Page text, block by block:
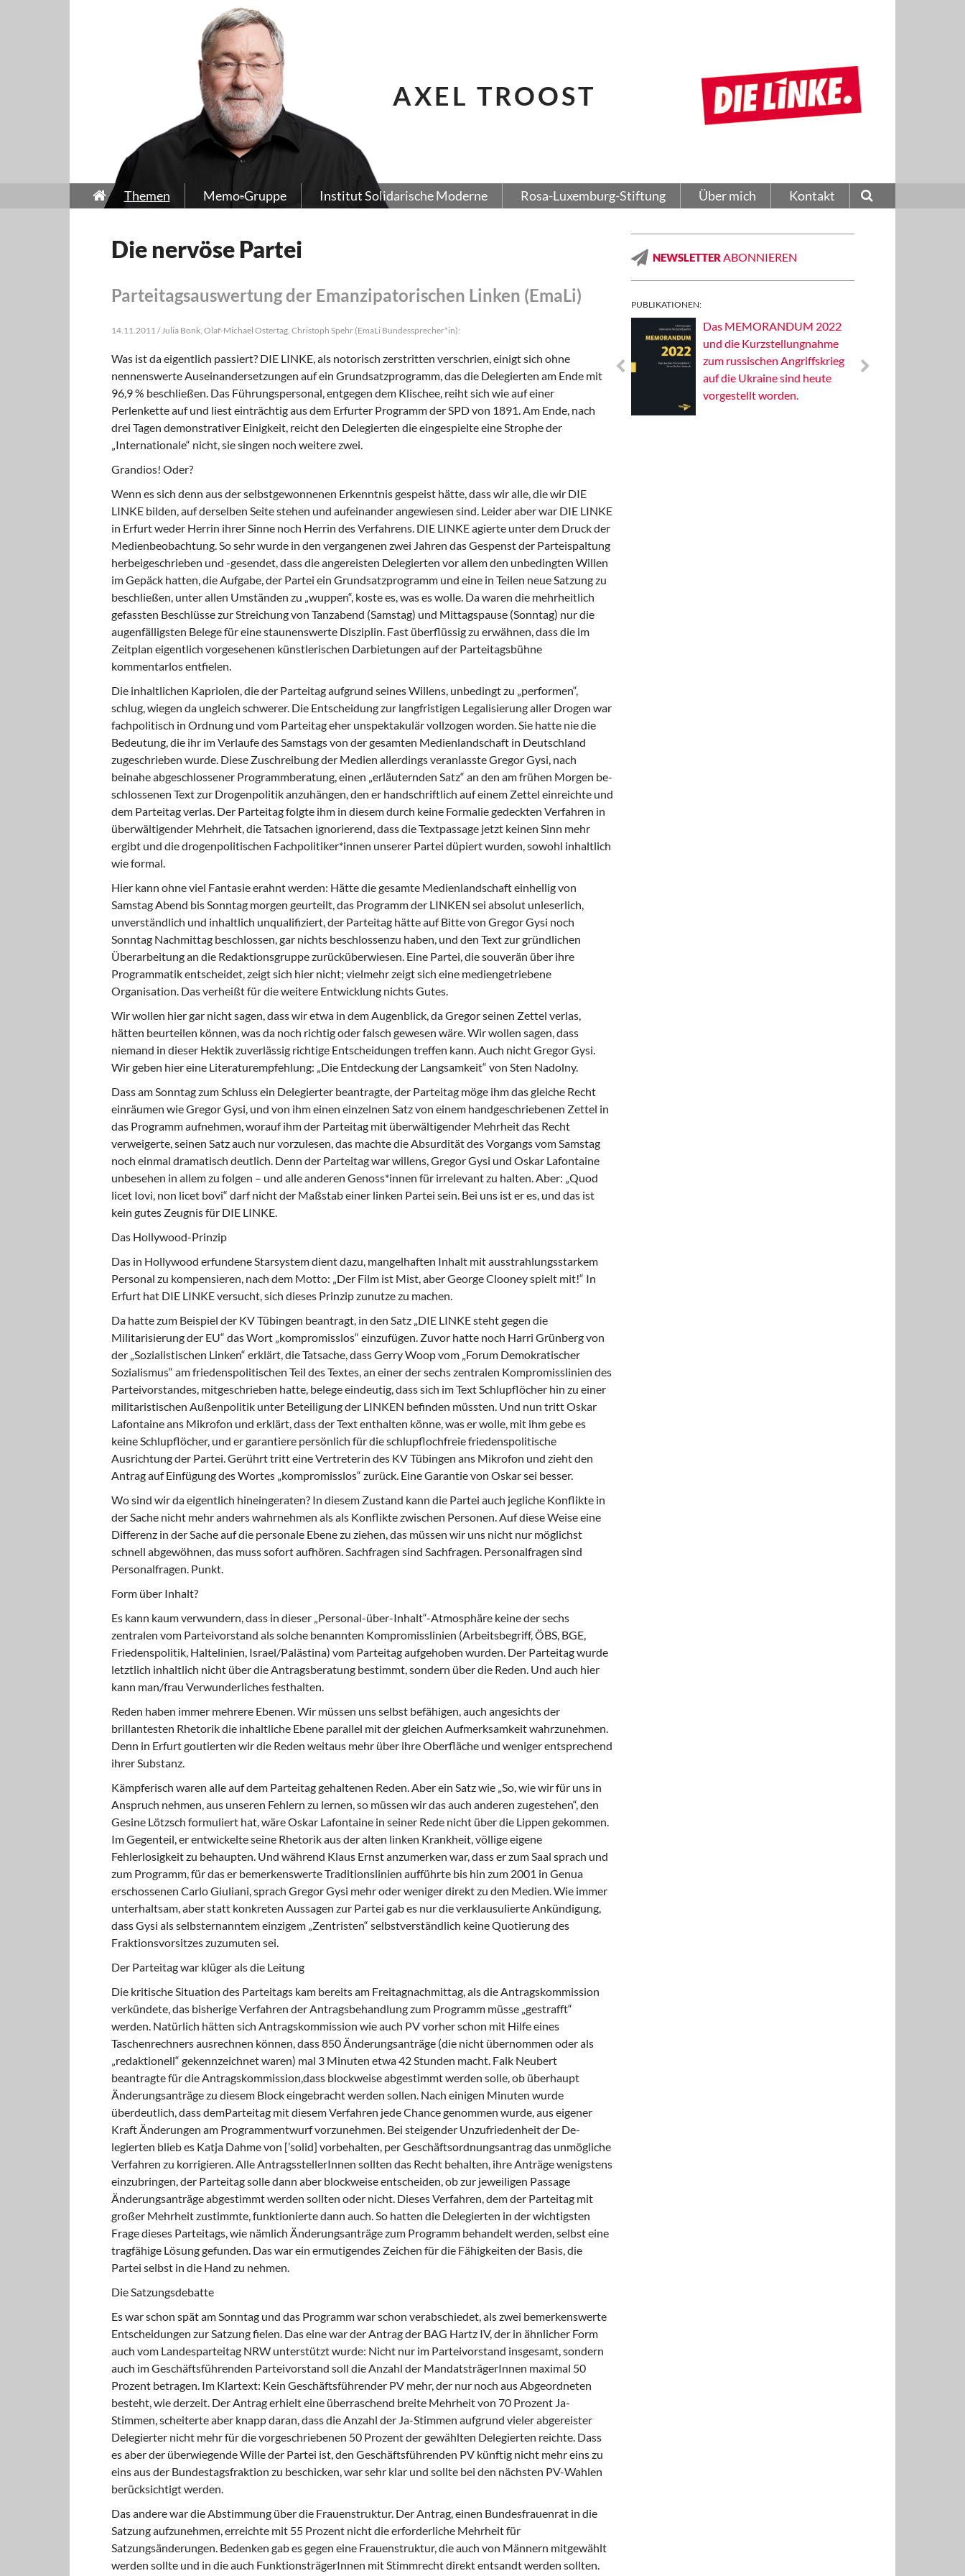
AXEL TROOST
Themen Memo-Gruppe Institut Solidarische Moderne Rosa-Luxemburg-Stiftung Über mich Kontakt
Die nervöse Partei
Parteitagsauswertung der Emanzipatorischen Linken (EmaLi)
14.11.2011 / Julia Bonk, Olaf-Michael Ostertag, Christoph Spehr (EmaLi Bundessprecher*in):
Was ist da eigentlich passiert? DIE LINKE, als notorisch zerstritten verschrien, einigt sich ohne
nennenswerte Auseinandersetzungen auf ein Grundsatzprogramm, das die Delegierten am Ende mit
96,9 % beschließen. Das Führungspersonal, entgegen dem Klischee, reiht sich wie auf einer
Perlenkette auf und liest einträchtig aus dem Erfurter Programm der SPD von 1891. Am Ende, nach
drei Tagen demonstrativer Einigkeit, reicht den Delegierten die eingespielte eine Strophe der
„Internationale“ nicht, sie sin­gen noch weitere zwei.
Grandios! Oder?
Wenn es sich denn aus der selbstgewonnenen Erkenntnis gespeist hätte, dass wir alle, die wir DIE
LINKE bilden, auf derselben Seite stehen und aufeinander angewiesen sind. Leider aber war DIE LINKE
in Erfurt weder Herrin ihrer Sinne noch Herrin des Verfah­rens. DIE LINKE agierte unter dem Druck der
Medienbeobachtung. So sehr wurde in den vergangenen zwei Jahren das Gespenst der Parteispaltung
herbeigeschrieben und -gesendet, dass die angereisten Delegierten vor allem den unbedingten Willen
im Ge­päck hatten, die Aufgabe, der Partei ein Grundsatzprogramm und eine in Teilen neue Satzung zu
beschließen, unter allen Umständen zu „wuppen“, koste es, was es wolle. Da waren die mehrheitlich
gefassten Beschlüsse zur Streichung von Tanzabend (Sams­tag) und Mittagspause (Sonntag) nur die
augenfälligsten Belege für eine staunenswerte Disziplin. Fast überflüssig zu erwähnen, dass die im
Zeitplan eigentlich vorgesehenen künstlerischen Darbietungen auf der Parteitagsbühne
kommentarlos entfielen.
Die inhaltlichen Kapriolen, die der Parteitag aufgrund seines Willens, unbedingt zu „per­formen“,
schlug, wiegen da ungleich schwerer. Die Entscheidung zur langfristigen Lega­lisierung aller Drogen war
fachpolitisch in Ordnung und vom Parteitag eher unspektaku­lär vollzogen worden. Sie hatte nie die
Bedeutung, die ihr im Verlaufe des Samstags von der gesamten Medienlandschaft in Deutschland
zugeschrieben wurde. Diese Zu­schreibung der Medien allerdings veranlasste Gregor Gysi, nach
beinahe abgeschlos­sener Programmberatung, einen „erläuternden Satz“ an den am frühen Morgen be­
schlossenen Text zur Drogenpolitik anzuhängen, den er handschriftlich auf einem Zettel einreichte und
dem Parteitag verlas. Der Parteitag folgte ihm in diesem durch keine Formalie gedeckten Verfahren in
überwältigender Mehrheit, die Tatsachen ignorierend, dass die Textpassage jetzt keinen Sinn mehr
ergibt und die drogenpolitischen Fachpoli­tiker*innen unserer Partei düpiert wurden, sowohl inhaltlich
wie formal.
Hier kann ohne viel Fantasie erahnt werden: Hätte die gesamte Medienlandschaft ein­hellig von
Samstag Abend bis Sonntag morgen geurteilt, das Programm der LINKEN sei absolut unleserlich,
unverständlich und inhaltlich unqualifiziert, der Parteitag hätte auf Bitte von Gregor Gysi noch
Sonntag Nachmittag beschlossen, gar nichts beschlossenzu haben, und den Text zur gründlichen
Überarbeitung an die Redaktionsgruppe zu­rücküberwiesen. Eine Partei, die souverän über ihre
Programmatik entscheidet, zeigt sich hier nicht; vielmehr zeigt sich eine mediengetriebene
Organisation. Das verheißt für die weitere Entwicklung nichts Gutes.
Wir wollen hier gar nicht sagen, dass wir etwa in dem Augenblick, da Gregor seinen Zettel verlas,
hätten beurteilen können, was da noch richtig oder falsch gewesen wäre. Wir wollen sagen, dass
niemand in dieser Hektik zuverlässig richtige Entscheidungen treffen kann. Auch nicht Gregor Gysi.
Wir geben hier eine Literaturempfehlung: „Die Entdeckung der Langsamkeit“ von Sten Nadolny.
Dass am Sonntag zum Schluss ein Delegierter beantragte, der Parteitag möge ihm das gleiche Recht
einräumen wie Gregor Gysi, und von ihm einen einzelnen Satz von einem handgeschriebenen Zettel in
das Programm aufnehmen, worauf ihm der Parteitag mit überwältigender Mehrheit das Recht
verweigerte, seinen Satz auch nur vorzulesen, das machte die Absurdität des Vorgangs vom Samstag
noch einmal dramatisch deutlich. Denn der Parteitag war willens, Gregor Gysi und Oskar Lafontaine
unbesehen in allem zu folgen – und alle anderen Genoss*innen für irrelevant zu halten. Aber: „Quod
licet Iovi, non licet bovi“ darf nicht der Maßstab einer linken Partei sein. Bei uns ist er es, und das ist
kein gutes Zeugnis für DIE LINKE.
Das Hollywood-Prinzip
Das in Hollywood erfundene Starsystem dient dazu, mangelhaften Inhalt mit ausstrah­lungsstarkem
Personal zu kompensieren, nach dem Motto: „Der Film ist Mist, aber George Clooney spielt mit!“ In
Erfurt hat DIE LINKE versucht, sich dieses Prinzip zunut­ze zu machen.
Da hatte zum Beispiel der KV Tübingen beantragt, in den Satz „DIE LINKE steht gegen die
Militarisierung der EU“ das Wort „kompromisslos“ einzufügen. Zuvor hatte noch Har­ri Grünberg von
der „Sozialistischen Linken“ erklärt, die Tatsache, dass Gerry Woop vom „Forum Demokratischer
Sozialismus“ am friedenspolitischen Teil des Textes, an einer der sechs zentralen Kompromisslinien des
Parteivorstandes, mitgeschrieben hat­te, belege eindeutig, dass sich im Text Schlupflöcher hin zu einer
militaristischen Außenpolitik unter Beteiligung der LINKEN befinden müssten. Und nun tritt Oskar
La­fontaine ans Mikrofon und erklärt, dass der Text enthalten könne, was er wolle, mit ihm gebe es
keine Schlupflöcher, und er garantiere persönlich für die schlupflochfreie frie­denspolitische
Ausrichtung der Partei. Gerührt tritt eine Vertreterin des KV Tübingen ans Mikrofon und zieht den
Antrag auf Einfügung des Wortes „kompromisslos“ zurück. Eine Garantie von Oskar sei besser.
Wo sind wir da eigentlich hineingeraten? In diesem Zustand kann die Partei auch jegli­che Konflikte in
der Sache nicht mehr anders wahrnehmen als als Konflikte zwischen Personen. Auf diese Weise eine
Differenz in der Sache auf die personale Ebene zu zie­hen, das müssen wir uns nicht nur möglichst
schnell abgewöhnen, das muss sofort auf­hören. Sachfragen sind Sachfragen. Personalfragen sind
Personalfragen. Punkt.
Form über Inhalt?
Es kann kaum verwundern, dass in dieser „Personal-über-Inhalt“-Atmosphäre keine der sechs
zentralen vom Parteivorstand als solche benannten Kompromisslinien (Arbeits­begriff, ÖBS, BGE,
Friedenspolitik, Haltelinien, Israel/Palästina) vom Parteitag aufgeho­ben wurden. Der Parteitag wurde
letztlich inhaltlich nicht über die Antragsberatung be­stimmt, sondern über die Reden. Und auch hier
kann man/frau Verwunderliches festhal­ten.
Reden haben immer mehrere Ebenen. Wir müssen uns selbst befähigen, auch ange­sichts der
brillantesten Rhetorik die inhaltliche Ebene parallel mit der gleichen Aufmerk­samkeit wahrzunehmen.
Denn in Erfurt goutierten wir die Reden weitaus mehr über ihre Oberfläche und weniger entsprechend
ihrer Substanz.
Kämpferisch waren alle auf dem Parteitag gehaltenen Reden. Aber ein Satz wie „So, wie wir für uns in
Anspruch nehmen, aus unseren Fehlern zu lernen, so müssen wir das auch anderen zugestehen“, den
Gesine Lötzsch formuliert hat, wäre Oskar Lafontaine in seiner Rede nicht über die Lippen gekommen.
Im Gegenteil, er entwickelte seine Rhetorik aus der alten linken Krankheit, völlige eigene
Fehlerlosigkeit zu behaupten. Und während Klaus Ernst anzumerken war, dass er zum Saal sprach und
zum Pro­gramm, für das er bemerkenswerte Traditionslinien aufführte bis hin zum 2001 in Genua
erschossenen Carlo Giuliani, sprach Gregor Gysi mehr oder weniger direkt zu den Me­dien. Wie immer
unterhaltsam, aber statt konkreten Aussagen zur Partei gab es nur die verklausulierte Ankündigung,
dass Gysi als selbsternanntem einzigem „Zentristen“ selbstverständlich keine Quotierung des
Fraktionsvorsitzes zuzumuten sei.
Der Parteitag war klüger als die Leitung
Die kritische Situation des Parteitags kam bereits am Freitagnachmittag, als die An­tragskommission
verkündete, das bisherige Verfahren der Antragsbehandlung zum Programm müsse „gestrafft“
werden. Natürlich hätten sich Antragskommission wie auch PV vorher schon mit Hilfe eines
Taschenrechners ausrechnen können, dass 850 Ände­rungsanträge (die nicht übernommen oder als
„redaktionell“ gekennzeichnet waren) mal 3 Minuten etwa 42 Stunden macht. Falk Neubert
beantragte für die Antragskommission,dass blockweise abgestimmt werden solle, ob überhaupt
Änderungsanträge zu diesem Block eingebracht werden sollen. Nach einigen Minuten wurde
überdeutlich, dass demParteitag mit diesem Verfahren jede Chance genommen wurde, aus eigener
Kraft Än­derungen am Programmentwurf vorzunehmen. Bei steigender Unzufriedenheit der De­
legierten blieb es Katja Dahme von [’solid] vorbehalten, per Geschäftsordnungsantrag das unmögliche
Verfahren zu korrigieren. Alle AntragsstellerInnen sollten das Recht behalten, ihre Anträge wenigstens
einzubringen, der Parteitag solle dann aber block­weise entscheiden, ob zur jeweiligen Passage
Änderungsanträge abgestimmt werden sollten oder nicht. Dieses Verfahren, dem der Parteitag mit
großer Mehrheit zustimmte, funktionierte dann auch. So hatten die Delegierten in der wichtigsten
Frage dieses Par­teitags, wie nämlich Änderungsanträge zum Programm behandelt werden, selbst eine
tragfähige Lösung gefunden. Das war ein ermutigendes Zeichen für die Fähigkeiten der Basis, die
Partei selbst in die Hand zu nehmen.
Die Satzungsdebatte
Es war schon spät am Sonntag und das Programm war schon verabschiedet, als zwei bemerkenswerte
Entscheidungen zur Satzung fielen. Das eine war der Antrag der BAG Hartz IV, der in ähnlicher Form
auch vom Landesparteitag NRW unterstützt wurde: Nicht nur im Parteivorstand insgesamt, sondern
auch im Geschäftsführenden Parteivor­stand soll die Anzahl der MandatsträgerInnen maximal 50
Prozent betragen. Im Klar­text: Kein Geschäftsführender PV mehr, der nur noch aus Abgeordneten
besteht, wie derzeit. Der Antrag erhielt eine überraschend breite Mehrheit von 70 Prozent Ja-
Stimmen, scheiterte aber knapp daran, dass die Anzahl der Ja-Stimmen aufgrund vieler abgereister
Delegierter nicht mehr für die vorgeschriebenen 50 Prozent der gewählten Delegierten reichte. Dass
es aber der überwiegende Wille der Partei ist, den Geschäfts­führenden PV künftig nicht mehr eins zu
eins aus der Bundestagsfraktion zu beschi­cken, war sehr klar und sollte bei den nächsten PV-Wahlen
berücksichtigt werden.
Das andere war die Abstimmung über die Frauenstruktur. Der Antrag, einen Bundes­frauenrat in die
Satzung aufzunehmen, erreichte mit 55 Prozent nicht die erforderliche Mehrheit für
Satzungsänderungen. Bedenken gab es gegen eine Frauenstruktur, die auch von Männern mitgewählt
werden sollte und in die auch FunktionsträgerInnen mit Stimmrecht direkt entsandt werden sollten.
NEWSLETTER ABONNIEREN
PUBLIKATIONEN:
Das MEMORANDUM 2022
und die Kurzstellungnahme
zum russischen Angriffskrieg
auf die Ukraine sind heute
vorgestellt worden.